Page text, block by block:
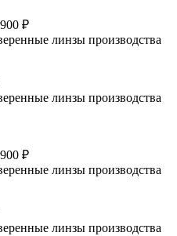
₽
линзы производства
линзы производства
₽
линзы производства
линзы производства